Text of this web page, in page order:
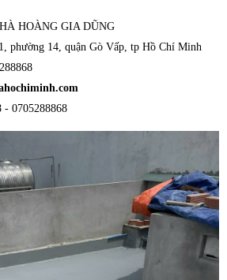
HOÀNG GIA DŨNG
phường 14, quận Gò Vấp, tp Hồ Chí Minh
- 0705288868